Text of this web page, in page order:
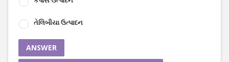
તેલિબીયા ઉત્પાદન
ANSWER